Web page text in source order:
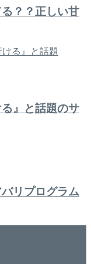
？？正しい甘
る』と話題のサ
リプログラム